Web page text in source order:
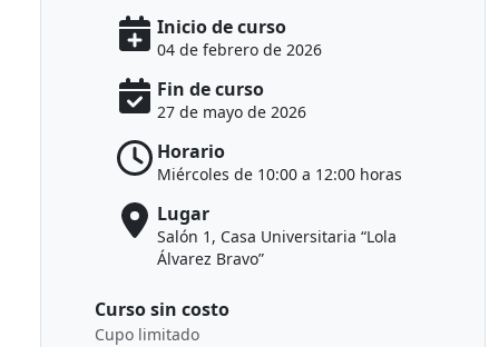
Inicio de curso
04 de febrero de 2026
Fin de curso
27 de mayo de 2026
Horario
Miércoles de 10:00 a 12:00 horas
Lugar
Salón 1, Casa Universitaria “Lola
Álvarez Bravo”
Curso sin costo
Cupo limitado